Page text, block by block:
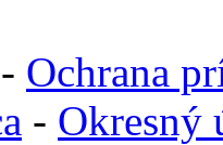
- Ochrana
- Okresný